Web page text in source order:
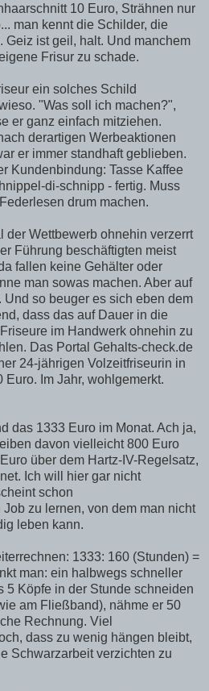
10 Euro, Strähnen nur
man kennt die Schilder, die
Geiz ist geil, halt. Und manchem
Frisur zu schade.
ein solches Schild
"Was soll ich machen?",
er ganz einfach mitziehen.
derartigen Werbeaktionen
er immer standhaft geblieben.
Kundenbindung: Tasse Kaffee
di-schnipp - fertig. Muss
drum machen.
der Wettbewerb ohnehin verzerrt
Führung beschäftigten meist
fallen keine Gehälter oder
man sowas machen. Aber auf
Und so beuger es sich eben dem
dass das auf Dauer in die
im Handwerk ohnehin zu
Das Portal Gehalts-check.de
24-jährigen Volzeitfriseurin in
Euro. Im Jahr, wohlgemerkt.
das 1333 Euro im Monat. Ach ja,
davon vielleicht 800 Euro
über dem Hartz-IV-Regelsatz,
Ich will hier gar nicht
schon
zu lernen, von dem man nicht
leben kann.
1333: 160 (Stunden) =
man: ein halbwegs schneller
5 Köpfe in der Stunde schneiden
am Fließband), nähme er 50
Rechnung. Viel
dass zu wenig hängen bleibt,
Schwarzarbeit verzichten zu